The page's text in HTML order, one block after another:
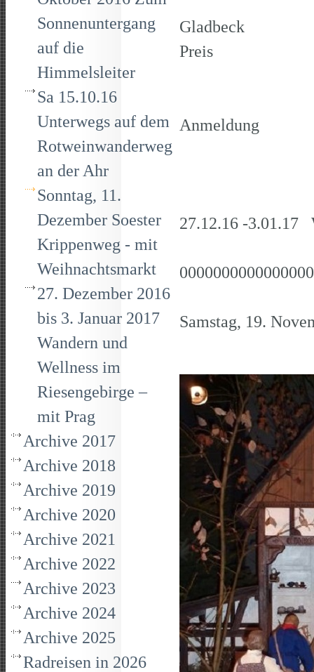
Sonnenuntergang
auf die
Himmelsleiter
Sa 15.10.16
Unterwegs auf dem
Rotweinwanderweg
an der Ahr
Sonntag, 11.
Dezember Soester
Krippenweg - mit
Weihnachtsmarkt
27. Dezember 2016
bis 3. Januar 2017
Wandern und
Wellness im
Riesengebirge –
mit Prag
Archive 2017
Archive 2018
Archive 2019
Archive 2020
Archive 2021
Archive 2022
Archive 2023
Archive 2024
Archive 2025
Radreisen in 2026
Preis 23,-
Anmeldung
27.12.16 -3.01.17
Samstag, 19.